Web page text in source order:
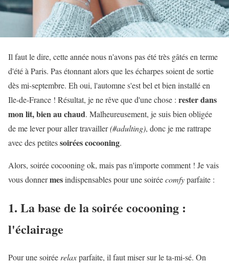
Il faut le dire, cette année nous n'avons pas été très gâtés en terme
d'été à Paris. Pas étonnant alors que les écharpes soient de sortie
dès mi-septembre. Eh oui, l'automne s'est bel et bien installé en
Ile-de-France ! Résultat, je ne rêve que d'une chose : rester dans
mon lit, bien au chaud. Malheureusement, je suis bien obligée
de me lever pour aller travailler(#adulting), donc je me rattrape
avec des petitessoirées cocooning.
Alors, soirée cocooning ok, mais pas n'importe comment ! Je vais
vous donnermesindispensables pour une soiréecomfyparfaite :
1. La base de la soirée cocooning :
l'éclairage
Pour une soirée relaxparfaite, il faut miser sur le ta-mi-sé. On